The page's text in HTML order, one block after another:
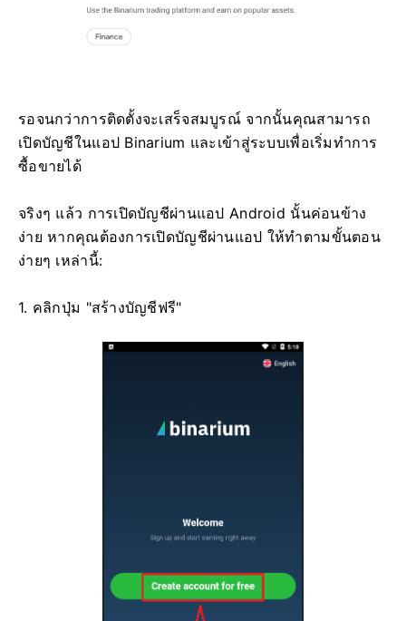
รอจนกว่าการติดตั้งจะเสร็จสมบูรณ์ จากนั้นคุณสามารถ
เปิดบัญชีในแอป Binarium และเข้าสู่ระบบเพื่อเริ่มทำการ
ซื้อขายได้
จริงๆ แล้ว การเปิดบัญชีผ่านแอป Android นั้นค่อนข้าง
ง่าย หากคุณต้องการเปิดบัญชีผ่านแอป ให้ทำตามขั้นตอน
ง่ายๆ เหล่านี้:
1. คลิกปุ่ม "สร้างบัญชีฟรี"